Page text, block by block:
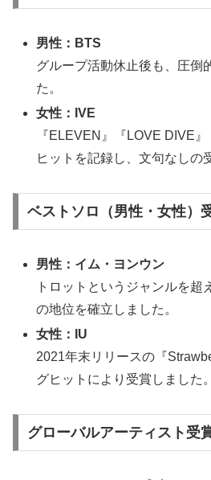
男性：BTS
グループ活動休止後も、圧倒
た。
女性：IVE
『ELEVEN』『LOVE DIVE
ヒットを記録し、文句なしの
ベストソロ（男性・女性）
男性：イム・ヨンウン
トロットというジャンルを超
の地位を確立しました。
女性：IU
2021年末リリースの『
グヒットにより受賞しました。
グローバルアーティスト受